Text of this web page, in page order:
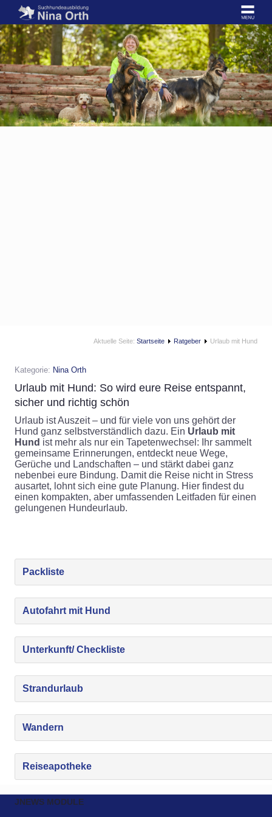
Aktuelle Seite: Startseite Ratgeber Urlaub mit Hund
Kategorie: Nina Orth
Urlaub mit Hund: So wird eure Reise entspannt,
sicher und richtig schön
Urlaub ist Auszeit – und für viele von uns gehört der
Hund ganz selbstverständlich dazu. Ein Urlaub mit
Hund ist mehr als nur ein Tapetenwechsel: Ihr sammelt
gemeinsame Erinnerungen, entdeckt neue Wege,
Gerüche und Landschaften – und stärkt dabei ganz
nebenbei eure Bindung. Damit die Reise nicht in Stress
ausartet, lohnt sich eine gute Planung. Hier findest du
einen kompakten, aber umfassenden Leitfaden für einen
gelungenen Hundeurlaub.
Packliste
Autofahrt mit Hund
Unterkunft/ Checkliste
Strandurlaub
Wandern
Reiseapotheke
JNEWS MODULE